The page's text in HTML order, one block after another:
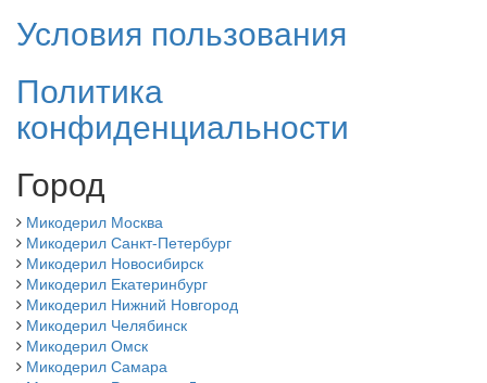
Условия пользования
Политика
конфиденциальности
Город
Микодерил Москва
Микодерил Санкт-Петербург
Микодерил Новосибирск
Микодерил Екатеринбург
Микодерил Нижний Новгород
Микодерил Челябинск
Микодерил Омск
Микодерил Самара